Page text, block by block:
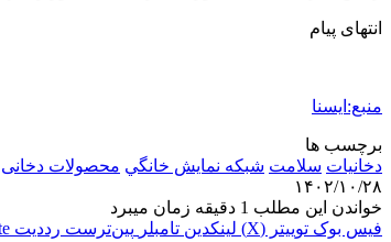
انتهای پیام
منبع:ایسنا
برچسب ها
دخانيات سلامت شبكه نمايش خانگي محصولات دخانی
۱۴۰۲/۱۰/۲۸
خواندن این مطلب 1 دقیقه زمان میبرد
فیس بوک توییتر (X) لینکدین ‫تامبلر ‫پین‌ترست ‫رددیت